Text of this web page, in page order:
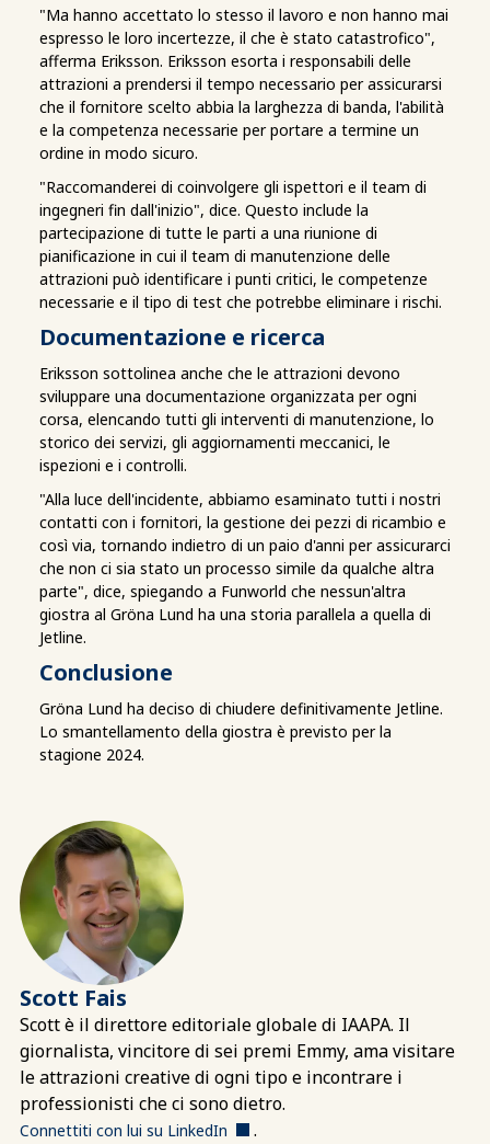
"Ma hanno accettato lo stesso il lavoro e non hanno mai
espresso le loro incertezze, il che è stato catastrofico",
afferma Eriksson. Eriksson esorta i responsabili delle
attrazioni a prendersi il tempo necessario per assicurarsi
che il fornitore scelto abbia la larghezza di banda, l'abilità
e la competenza necessarie per portare a termine un
ordine in modo sicuro.
"Raccomanderei di coinvolgere gli ispettori e il team di
ingegneri fin dall'inizio", dice. Questo include la
partecipazione di tutte le parti a una riunione di
pianificazione in cui il team di manutenzione delle
attrazioni può identificare i punti critici, le competenze
necessarie e il tipo di test che potrebbe eliminare i rischi.
Documentazione e ricerca
Eriksson sottolinea anche che le attrazioni devono
sviluppare una documentazione organizzata per ogni
corsa, elencando tutti gli interventi di manutenzione, lo
storico dei servizi, gli aggiornamenti meccanici, le
ispezioni e i controlli.
"Alla luce dell'incidente, abbiamo esaminato tutti i nostri
contatti con i fornitori, la gestione dei pezzi di ricambio e
così via, tornando indietro di un paio d'anni per assicurarci
che non ci sia stato un processo simile da qualche altra
parte", dice, spiegando a Funworld che nessun'altra
giostra al Gröna Lund ha una storia parallela a quella di
Jetline.
Conclusione
Gröna Lund ha deciso di chiudere definitivamente Jetline.
Lo smantellamento della giostra è previsto per la
stagione 2024.
Scott Fais
Scott è il direttore editoriale globale di IAAPA. Il
giornalista, vincitore di sei premi Emmy, ama visitare
le attrazioni creative di ogni tipo e incontrare i
professionisti che ci sono dietro.
Connettiti con lui su LinkedIn
.